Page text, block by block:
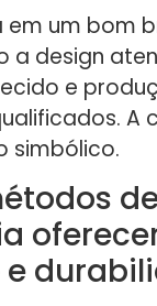
em um bom
a design
e
A
simbólico.